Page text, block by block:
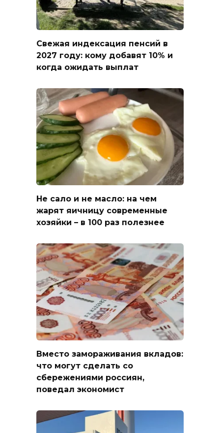
Свежая индексация пенсий в
2027 году: кому добавят 10% и
когда ожидать выплат
Не сало и не масло: на чем
жарят яичницу современные
хозяйки – в 100 раз полезнее
Вместо замораживания вкладов:
что могут сделать со
сбережениями россиян,
поведал экономист